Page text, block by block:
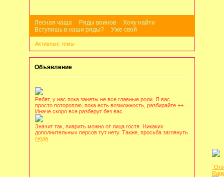
Лесная чаща Ряды воинов
Хочу найти
Вступишь в наши ряды?
Уже свой
Активные темы
Объявление
Ребят, у нас пока заняты не все главные роли. Я вас
просто потороплю, пока есть возможность, разбирайте ++
Иначе скоро все разберут без вас.
Значит так, пиарить можно от лица гостя. Никаких
дополнительных персов тут нету. Также, просьба заглянуть
сюда